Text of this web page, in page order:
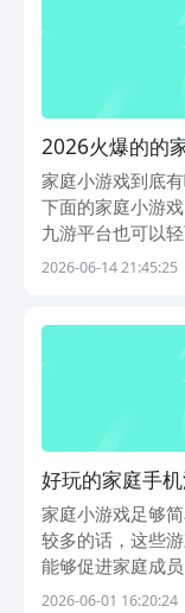
2026火爆的的
庭小游戏介绍
家庭小游戏到底
下面的家庭小游
九游平台也可以
性价比最强的平
2026-06-14 21:45:25
好玩的家庭手
游戏下载分享
家庭小游戏足够
较多的话，这些
能够促进家庭成
载，隶属于阿里
2026-06-01 16:20:24